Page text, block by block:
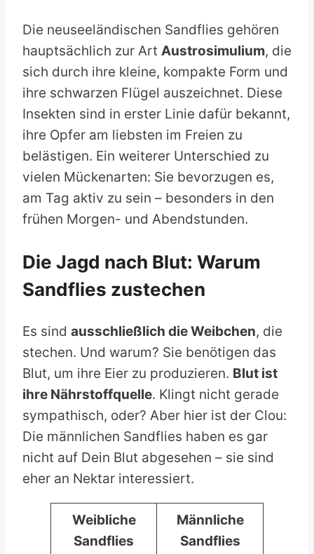
Die neuseeländischen Sandflies gehören
hauptsächlich zur Art Austrosimulium, die
sich durch ihre kleine, kompakte Form und
ihre schwarzen Flügel auszeichnet. Diese
Insekten sind in erster Linie dafür bekannt,
ihre Opfer am liebsten im Freien zu
belästigen. Ein weiterer Unterschied zu
vielen Mückenarten: Sie bevorzugen es,
am Tag aktiv zu sein – besonders in den
frühen Morgen- und Abendstunden.
Die Jagd nach Blut: Warum
Sandflies zustechen
Es sind ausschließlich die Weibchen, die
stechen. Und warum? Sie benötigen das
Blut, um ihre Eier zu produzieren. Blut ist
ihre Nährstoffquelle. Klingt nicht gerade
sympathisch, oder? Aber hier ist der Clou:
Die männlichen Sandflies haben es gar
nicht auf Dein Blut abgesehen – sie sind
eher an Nektar interessiert.
Weibliche
Sandflies
Männliche
Sandflies